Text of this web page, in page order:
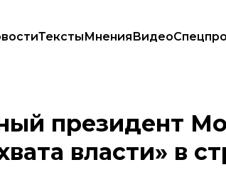
ТекстыМненияВидео
заявила о попытке «захвата власти» в
президент
власти» в